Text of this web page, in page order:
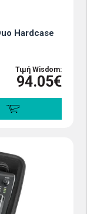
Hardcase
Τιμή Wisdom:
94.05€